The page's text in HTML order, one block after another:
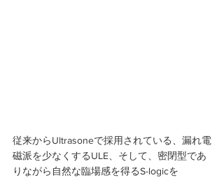
従来からUltrasoneで採用されている、漏れ電
磁派を少なくするULE、そして、密閉型であ
りながら自然な臨場感を得るS-logicを